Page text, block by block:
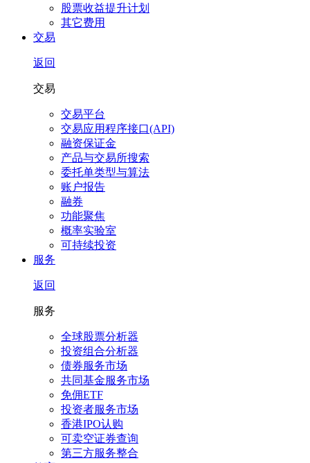
股票收益提升计划
其它费用
交易
返回
交易
交易平台
交易应用程序接口(API)
融资保证金
产品与交易所搜索
委托单类型与算法
账户报告
融券
功能聚焦
概率实验室
可持续投资
服务
返回
服务
全球股票分析器
投资组合分析器
债券服务市场
共同基金服务市场
免佣ETF
投资者服务市场
香港IPO认购
可卖空证券查询
第三方服务整合